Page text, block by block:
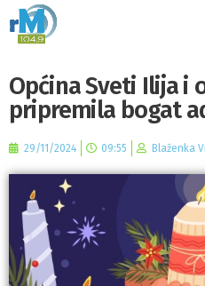
Općina Sveti Ilija i
pripremila bogat
29/11/2024 09:55 Blaženka